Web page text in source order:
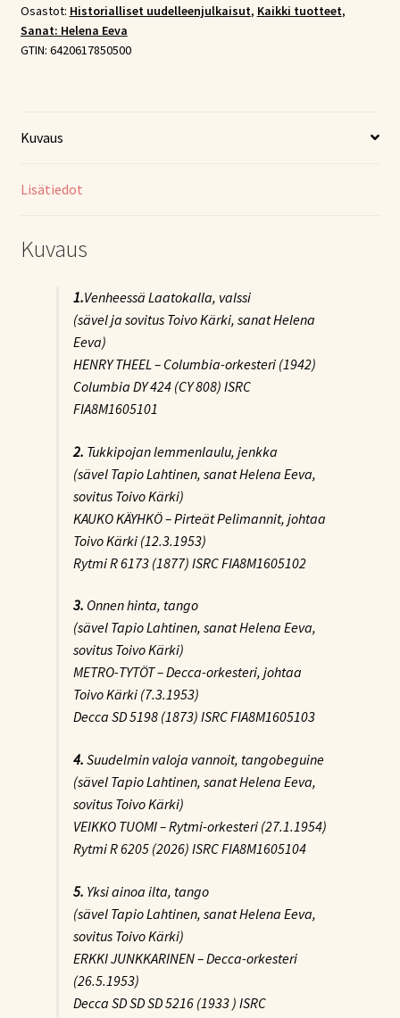
–
Historiallisia
hittejä
luvuilta
määrä
Osastot: Historialliset uudelleenjulkaisut, Kaikki tuotteet,
Sanat: Helena Eeva
GTIN: 6420617850500
Kuvaus
Lisätiedot
Kuvaus
1.Venheessä Laatokalla, valssi
(sävel ja sovitus Toivo Kärki, sanat Helena
Eeva)
HENRY THEEL – Columbia-orkesteri (1942)
Columbia DY 424 (CY 808) ISRC
FIA8M1605101
2. Tukkipojan lemmenlaulu, jenkka
(sävel Tapio Lahtinen, sanat Helena Eeva,
sovitus Toivo Kärki)
KAUKO KÄYHKÖ – Pirteät Pelimannit, johtaa
Toivo Kärki (12.3.1953)
Rytmi R 6173 (1877) ISRC FIA8M1605102
3. Onnen hinta, tango
(sävel Tapio Lahtinen, sanat Helena Eeva,
sovitus Toivo Kärki)
METRO-TYTÖT – Decca-orkesteri, johtaa
Toivo Kärki (7.3.1953)
Decca SD 5198 (1873) ISRC FIA8M1605103
4. Suudelmin valoja vannoit, tangobeguine
(sävel Tapio Lahtinen, sanat Helena Eeva,
sovitus Toivo Kärki)
VEIKKO TUOMI – Rytmi-orkesteri (27.1.1954)
Rytmi R 6205 (2026) ISRC FIA8M1605104
5. Yksi ainoa ilta, tango
(sävel Tapio Lahtinen, sanat Helena Eeva,
sovitus Toivo Kärki)
ERKKI JUNKKARINEN – Decca-orkesteri
(26.5.1953)
Decca SD SD SD 5216 (1933 ) ISRC